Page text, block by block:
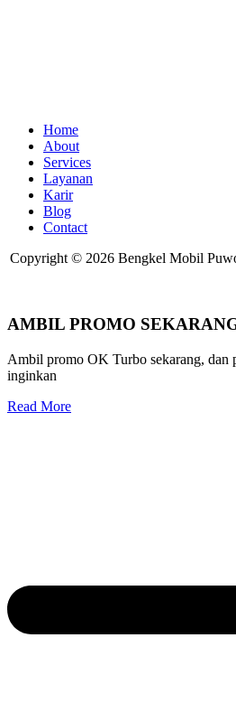
Home
About
Services
Layanan
Karir
Blog
Contact
Copyright © 2026 Bengkel Mobil
AMBIL PROMO
Ambil promo OK Turbo sekarang, dan
inginkan
Read More